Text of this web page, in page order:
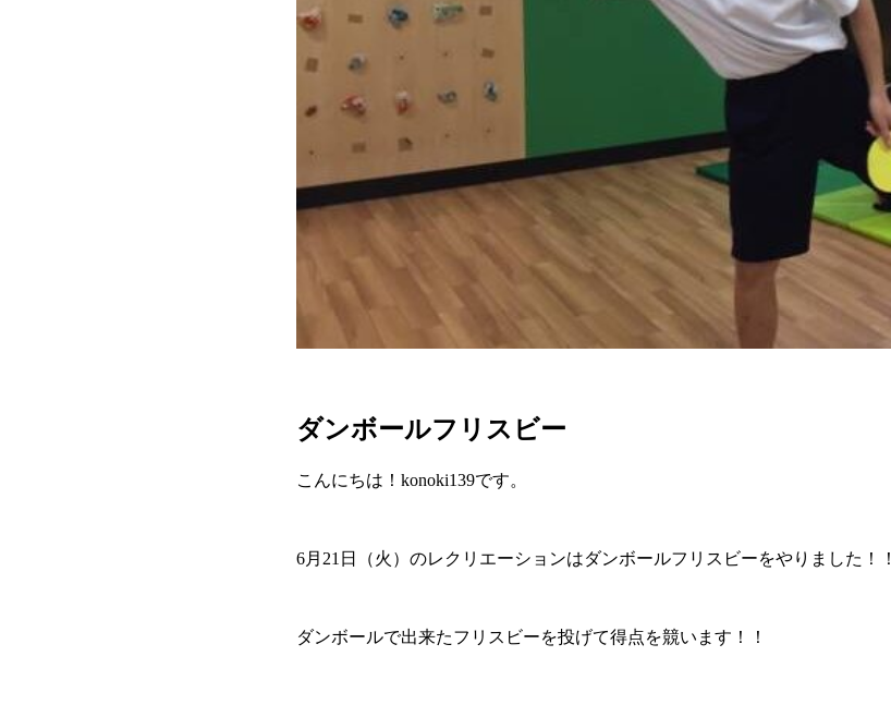
ダンボールフリスビー
こんにちは！konoki139です。
6月21日（火）のレクリエーションはダンボールフリスビーをやりました！！
ダンボールで出来たフリスビーを投げて得点を競います！！